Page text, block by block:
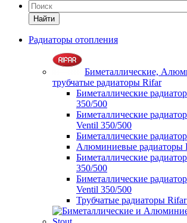
Найти
Радиаторы отопления
Биметаллические,
трубчатые радиаторы Rifar
Биметаллические
350/500
Биметаллические
Ventil 350/500
Биметаллические
Алюминиевые радиаторы
Биметаллические
350/500
Биметаллические
Ventil 350/500
Трубчатые радиаторы